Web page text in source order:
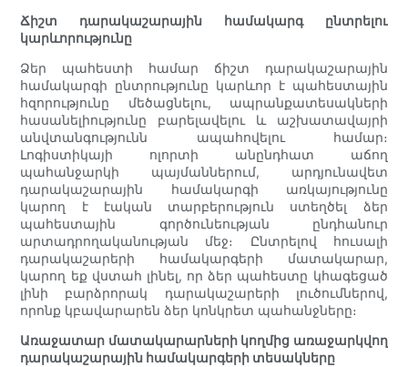
Ճիշտ դարակաշարային համակարգ ընտրելու
կարևորությունը
Ձեր պահեստի համար ճիշտ դարակաշարային
համակարգի ընտրությունը կարևոր է պահեստային
հզորությունը մեծացնելու, ապրանքատեսակների
հասանելիությունը բարելավելու և աշխատավայրի
անվտանգությունն ապահովելու համար։
Լոգիստիկայի ոլորտի անընդհատ աճող
պահանջարկի պայմաններում, արդյունավետ
դարակաշարային համակարգի առկայությունը
կարող է էական տարբերություն ստեղծել ձեր
պահեստային գործունեության ընդհանուր
արտադրողականության մեջ։ Ընտրելով հուսալի
դարակաշարերի համակարգերի մատակարար,
կարող եք վստահ լինել, որ ձեր պահեստը կհագեցած
լինի բարձրորակ դարակաշարերի լուծումներով,
որոնք կբավարարեն ձեր կոնկրետ պահանջները։
Առաջատար մատակարարների կողմից առաջարկվող
դարակաշարային համակարգերի տեսակները